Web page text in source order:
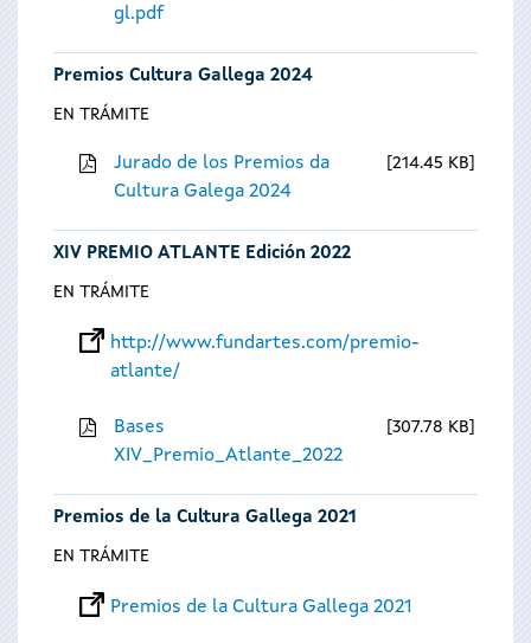
gl.pdf
Premios Cultura Gallega 2024
EN TRÁMITE
Jurado de los Premios da
Cultura Galega 2024
214.45 KB
XIV PREMIO ATLANTE Edición 2022
EN TRÁMITE
http://www.fundartes.com/premio-
atlante/
Bases
XIV_Premio_Atlante_2022
307.78 KB
Premios de la Cultura Gallega 2021
EN TRÁMITE
Premios de la Cultura Gallega 2021